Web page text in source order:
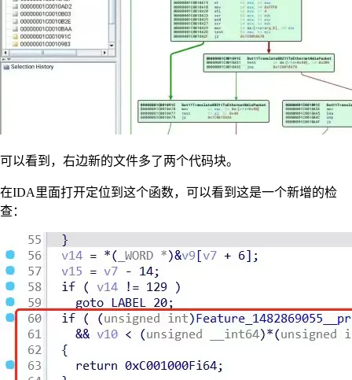
可以看到，右边新的文件多了两个代码块。
在IDA里面打开定位到这个函数，可以看到这是一个新增的检
查：